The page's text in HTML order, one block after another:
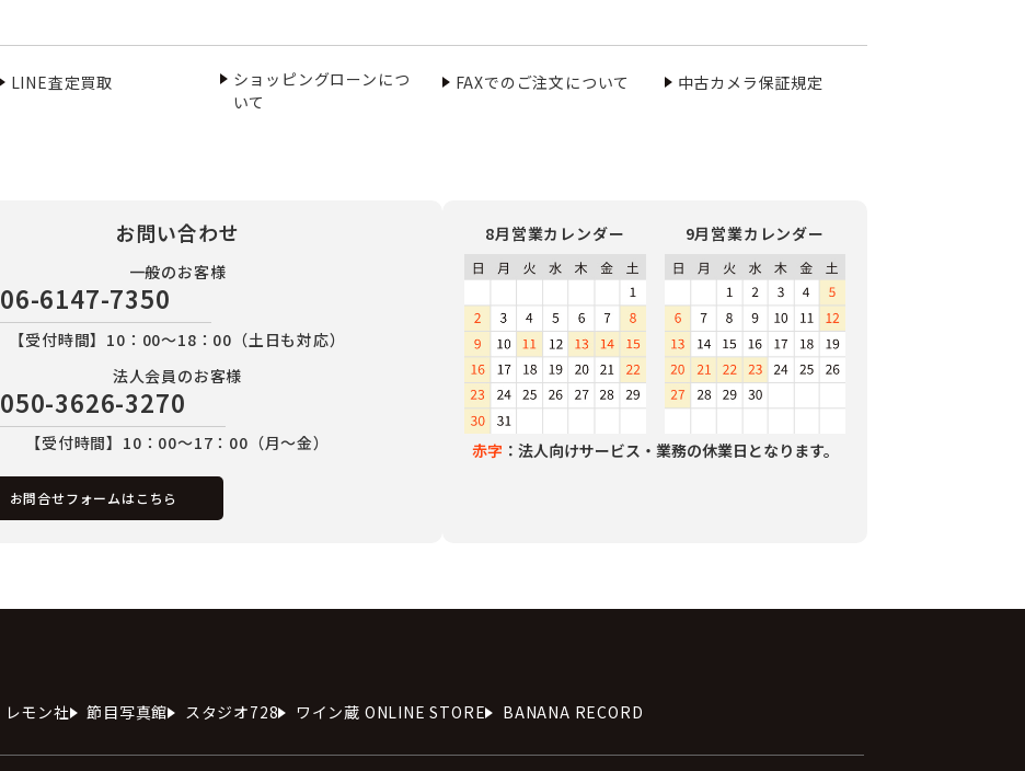
LINE査定買取
ショッピングローンにつ
いて
FAXでのご注文について 中古カメラ保証規定
お問い合わせ
一般のお客様
06-6147-7350
【受付時間】10：00～18：00（土日も対応）
法人会員のお客様
050-3626-3270
【受付時間】10：00～17：00（月～金）
お問合せフォームはこちら
8月営業カレンダー 9月営業カレンダー
赤字 ：法人向けサービス・業務の休業日となります。
レモン社 節目写真館 スタジオ728 ワイン蔵 ONLINE STORE BANANA RECORD